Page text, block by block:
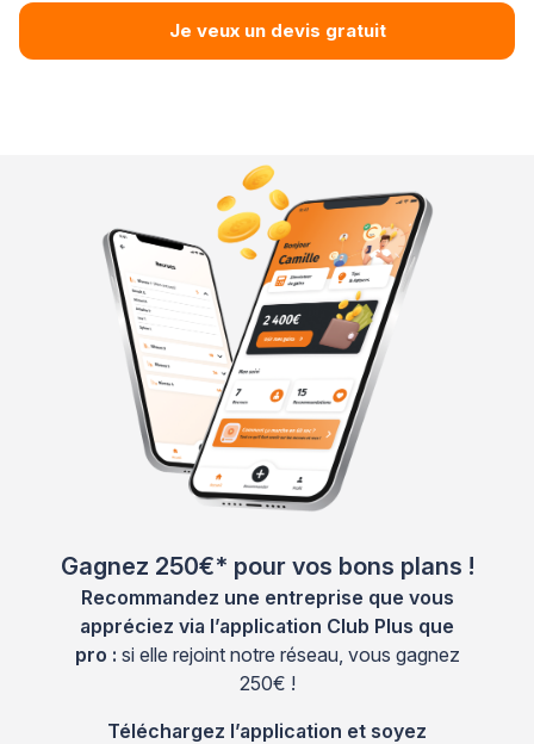
Je veux un devis gratuit
Gagnez 250€* pour vos bons plans !
Recommandez une entreprise que vous
appréciez via l’application Club Plus que
pro : si elle rejoint notre réseau, vous gagnez
250€ !
Téléchargez l’application et soyez